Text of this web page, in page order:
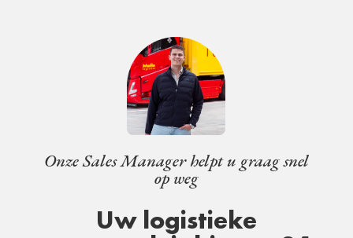
Onze Sales Manager helpt u graag snel
op weg
Uw logistieke